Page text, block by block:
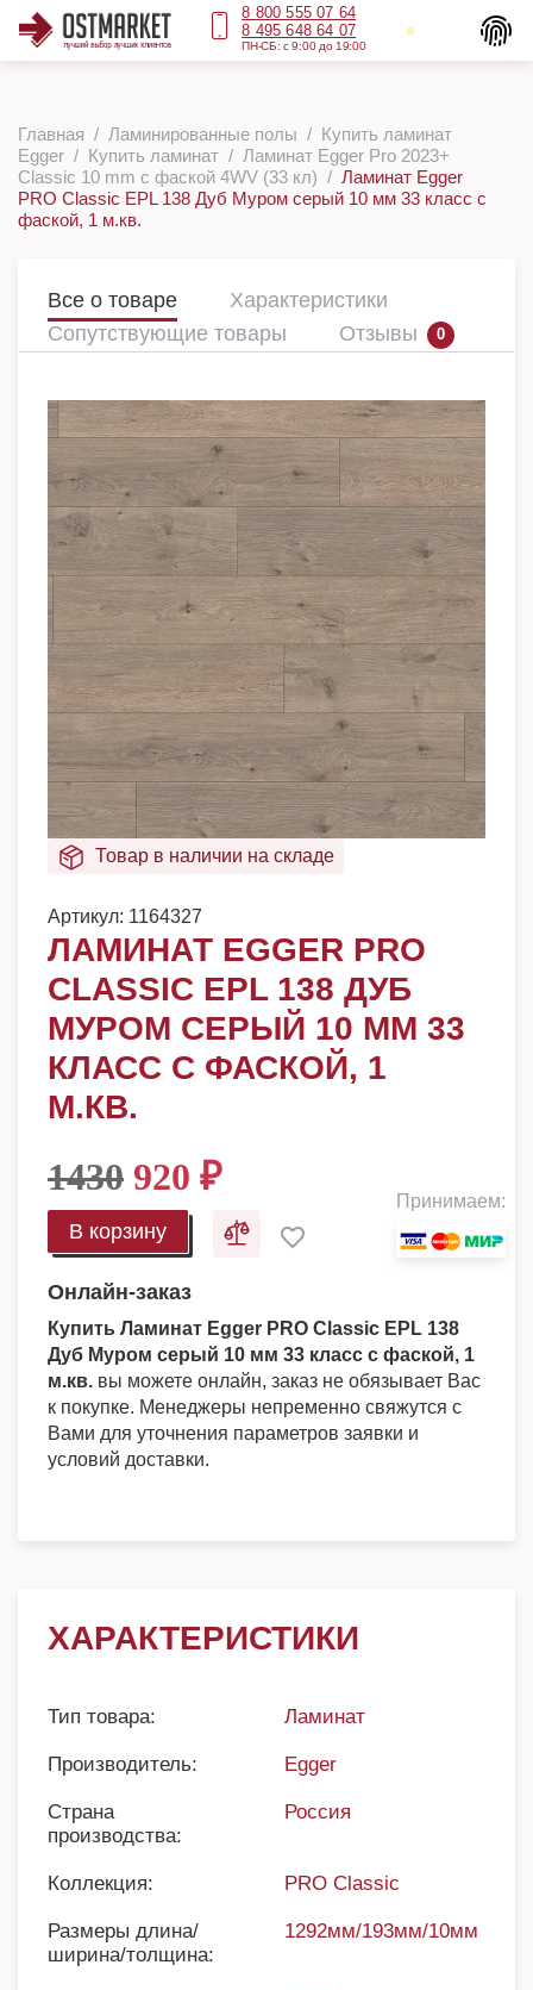
8 800 555 07 64
8 495 648 64 07
ПН-СБ: с 9:00 до 19:00
Главная Ламинированные полы
Купить ламинат
Egger
Купить ламинат
Ламинат Egger Pro 2023+
Classic 10 mm с фаской 4WV (33 кл)
Ламинат Egger
PRO Classic EPL 138 Дуб Муром серый 10 мм 33 класс с
фаской, 1 м.кв.
Все о товаре
Характеристики
Сопутствующие товары
Отзывы 0
Товар в наличии на складе
Артикул: 1164327
ЛАМИНАТ EGGER PRO
CLASSIC EPL 138 ДУБ
МУРОМ СЕРЫЙ 10 ММ 33
КЛАСС С ФАСКОЙ, 1
М.КВ.
1430 920 ₽
В корзину
Принимаем:
Онлайн-заказ
Купить Ламинат Egger PRO Classic EPL 138
Дуб Муром серый 10 мм 33 класс с фаской, 1
м.кв. вы можете онлайн, заказ не обязывает Вас
к покупке. Менеджеры непременно свяжутся с
Вами для уточнения параметров заявки и
условий доставки.
ХАРАКТЕРИСТИКИ
Тип товара: Ламинат
Производитель: Egger
Страна
производства:
Россия
Коллекция: PRO Classic
Размеры длина/
ширина/толщина:
1292мм/193мм/10мм